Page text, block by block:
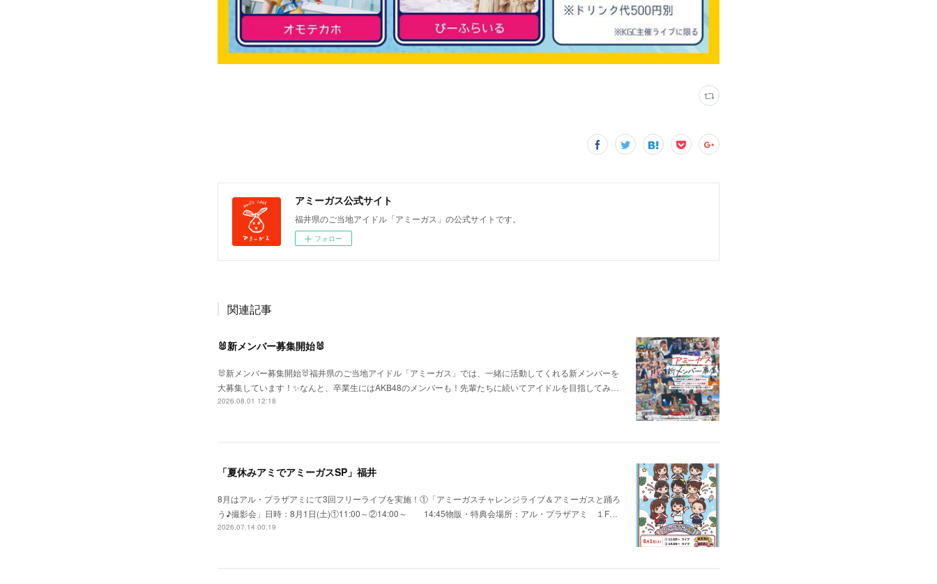
アミーガス公式サイト
福井県のご当地アイドル「アミーガス」の公式サイトです。
フォロー
関連記事
🐰新メンバー募集開始🐰
🐰新メンバー募集開始🐰福井県のご当地アイドル「アミーガス」では、一緒に活動してくれる新メンバーを
大募集しています！✨なんと、卒業生にはAKB48のメンバーも！先輩たちに続いてアイドルを目指してみ…
2026.08.01 12:18
「夏休みアミでアミーガスSP」福井
8月はアル・プラザアミにて3回フリーライブを実施！①「アミーガスチャレンジライブ＆アミーガスと踊ろ
う♪撮影会」日時：8月1日(土)①11:00～②14:00～ 14:45物販・特典会場所：アル・プラザアミ １F…
2026.07.14 00:19